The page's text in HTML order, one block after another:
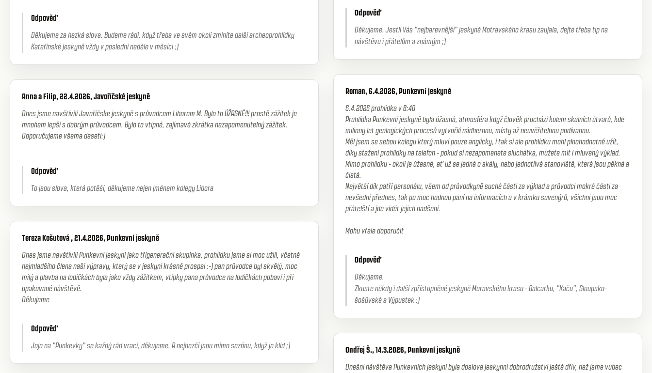
Odpověď
Děkujeme za hezká slova. Budeme rádi, když třeba ve svém okolí zmíníte další archeoprohlídky
Kateřinské jeskyně vždy v poslední neděle v měsíci ;)
Anna a Filip, 22.4.2026, Javoříčské jeskyně
Dnes jsme navštívili Javořičske jeskyně s průvodcem Liborem M. Bylo to ÚŽASNÉ!!! prostě zážitek je
mnohem lepší s dobrým průvodcem. Bylo to vtipné, zajímavé zkrátka nezapomenutelný zážitek.
Doporučujeme všema deseti:)
Odpověď
To jsou slova, která potěší, děkujeme nejen jménem kolegy Libora
Tereza Košutová , 21.4.2026, Punkevní jeskyně
Dnes jsme navštívili Punkevní jeskyni jako třígenerační skupinka, prohlídku jsme si moc užili, včetně
nejmladšího člena naší výpravy, který se v jeskyni krásně prospal :-) pan průvodce byl skvělý, moc
milý a plavba na lodičkách byla jako vždy zážitkem, vtípky pana průvodce na lodičkách pobaví i při
opakované návštěvě.
Děkujeme
Odpověď
Jojo na "Punkevky" se každý rád vrací, děkujeme. A nejhezčí jsou mimo sezónu, když je klid ;)
Odpověď
Děkujeme. Jestli Vás "nejbarevnější" jeskyně Motravského krasu zaujala, dejte třeba tip na
návštěvu i přátelům a známým ;)
Roman, 6.4.2026, Punkevní jeskyně
6.4.2026 prohlídka v 8:40
Prohlídka Punkevní jeskyně byla úžasná, atmosféra když člověk prochází kolem skalních útvarů, kde
miliony let geologických procesů vytvořili nádhernou, místy až neuvěřitelnou podívanou.
Měl jsem se sebou kolegu který mluví pouze anglicky, i tak si ale prohlídku mohl plnohodnotně užít,
díky stažení prohlídky na telefon - pokud si nezapomenete sluchátka, můžete mít i mluvený výklad.
Mimo prohlídku - okolí je úžasné, ať už se jedná o skály, nebo jednotlivá stanoviště, která jsou pěkná a
čistá.
Největší dík patří personálu, všem od průvodkyně suché části za výklad a průvodci mokré části za
nevšední přednes, tak po moc hodnou paní na informacích a v krámku suvenýrů, všichni jsou moc
přátelští a jde vidět jejich nadšení.
Mohu vřele doporučit
Odpověď
Děkujeme.
Zkuste někdy i další zpřístupněné jeskyně Moravského krasu - Balcarku, "Kaču", Sloupsko-
šošůvské a Výpustek ;)
Ondřej Š., 14.3.2026, Punkevní jeskyně
Dnešní návštěva Punkevních jeskyní byla doslova jeskynní dobrodružství ještě dřív, než jsme vůbec